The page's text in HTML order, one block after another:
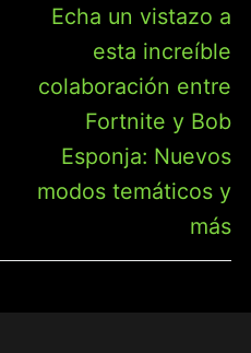
Entrada
siguiente:
Echa un vistazo a
esta increíble
colaboración entre
Fortnite y Bob
Esponja: Nuevos
modos temáticos y
más